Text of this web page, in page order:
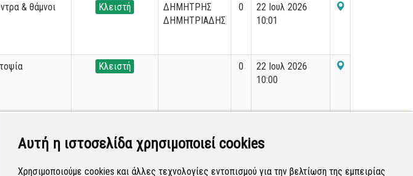
Αυτή η ιστοσελίδα χρησιμοποιεί cookies
Χρησιμοποιούμε cookies και άλλες τεχνολογίες εντοπισμού για την βελτίωση της εμπειρίας
& θάμνοι Κλειστή
ΔΗΜΗΤΡΗΣ
ΔΗΜΗΤΡΙΑΔΗΣ
0
22 Ιουλ 2026
10:01
Κλειστή 0
22 Ιουλ 2026
10:00
09:59